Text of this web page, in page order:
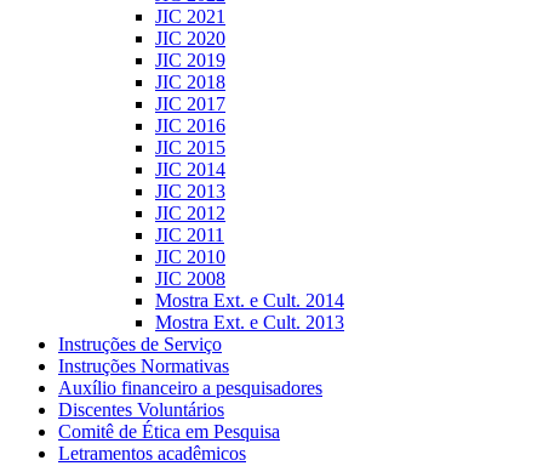
JIC 2021
JIC 2020
JIC 2019
JIC 2018
JIC 2017
JIC 2016
JIC 2015
JIC 2014
JIC 2013
JIC 2012
JIC 2011
JIC 2010
JIC 2008
Mostra Ext. e Cult. 2014
Mostra Ext. e Cult. 2013
Instruções de Serviço
Instruções Normativas
Auxílio financeiro a pesquisadores
Discentes Voluntários
Comitê de Ética em Pesquisa
Letramentos acadêmicos